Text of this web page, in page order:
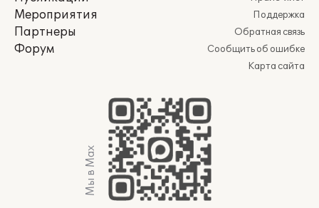
Мероприятия
Партнеры
Форум
Поддержка
Обратная связь
Сообщить об ошибке
Карта сайта
Мы в Max